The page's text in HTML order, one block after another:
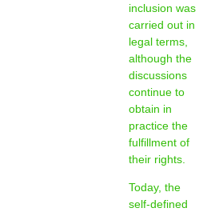
inclusion was
carried out in
legal terms,
although the
discussions
continue to
obtain in
practice the
fulfillment of
their rights.
Today, the
self-defined